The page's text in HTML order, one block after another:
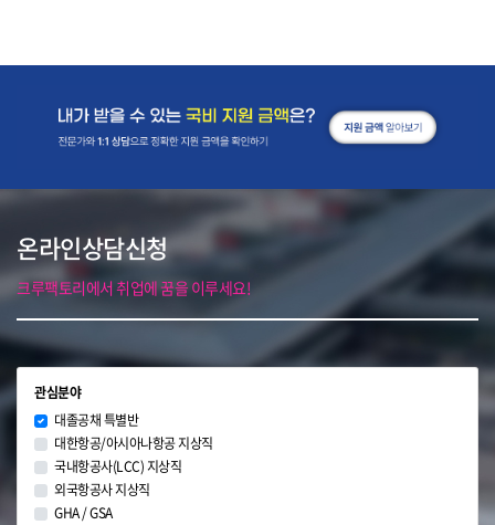
온라인상담신청
크루팩토리에서 취업에 꿈을 이루세요!
관심분야
대졸공채 특별반
대한항공/아시아나항공 지상직
국내항공사(LCC) 지상직
외국항공사 지상직
GHA / GSA